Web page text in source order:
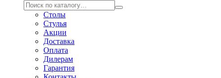
Столы
Стулья
Акции
Доставка
Оплата
Дилерам
Гарантия